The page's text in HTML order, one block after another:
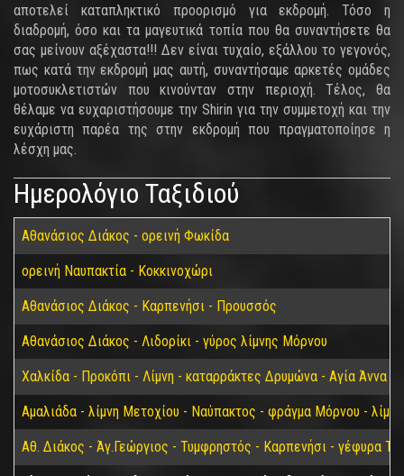
αποτελεί καταπληκτικό προορισμό για εκδρομή. Τόσο η
διαδρομή, όσο και τα μαγευτικά τοπία που θα συναντήσετε θα
σας μείνουν αξέχαστα!!! Δεν είναι τυχαίο, εξάλλου το γεγονός,
πως κατά την εκδρομή μας αυτή, συναντήσαμε αρκετές ομάδες
μοτοσυκλετιστών που κινούνταν στην περιοχή. Τέλος, θα
θέλαμε να ευχαριστήσουμε την Shirin για την συμμετοχή και την
ευχάριστη παρέα της στην εκδρομή που πραγματοποίησε η
λέσχη μας.
Ημερολόγιο Ταξιδιού
Αθανάσιος Διάκος - ορεινή Φωκίδα
ορεινή Ναυπακτία - Κοκκινοχώρι
Αθανάσιος Διάκος - Καρπενήσι - Προυσσός
Αθανάσιος Διάκος - Λιδορίκι - γύρος λίμνης Μόρνου
Χαλκίδα - Προκόπι - Λίμνη - καταρράκτες Δρυμώνα - Αγία Άννα
Αμαλιάδα - λίμνη Μετοχίου - Ναύπακτος - φράγμα Μόρνου -
Αθ. Διάκος - Άγ.Γεώργιος - Τυμφρηστός - Καρπενήσι - γέφυρα